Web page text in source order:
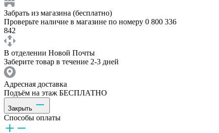
Забрать из магазина (бесплатно)
Проверьте наличие в магазине по номеру 0 800 336
842
В отделении Новой Почты
Заберите товар в течение 2-3 дней
Адресная доставка
Подъём на этаж БЕСПЛАТНО
Закрыть
Способы оплаты